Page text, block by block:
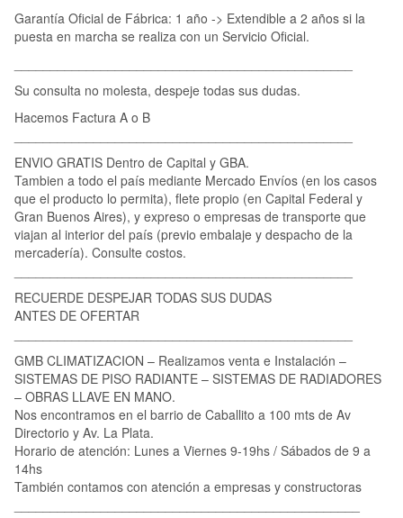
Garantía Oficial de Fábrica: 1 año -> Extendible a 2 años si la
puesta en marcha se realiza con un Servicio Oficial.
Su consulta no molesta, despeje todas sus dudas.
Hacemos Factura A o B
ENVIO GRATIS Dentro de Capital y GBA.
Tambien a todo el país mediante Mercado Envíos (en los casos
que el producto lo permita), flete propio (en Capital Federal y
Gran Buenos Aires), y expreso o empresas de transporte que
viajan al interior del país (previo embalaje y despacho de la
mercadería). Consulte costos.
RECUERDE DESPEJAR TODAS SUS DUDAS
ANTES DE OFERTAR
GMB CLIMATIZACION – Realizamos venta e Instalación –
SISTEMAS DE PISO RADIANTE – SISTEMAS DE RADIADORES
– OBRAS LLAVE EN MANO.
Nos encontramos en el barrio de Caballito a 100 mts de Av
Directorio y Av. La Plata.
Horario de atención: Lunes a Viernes 9-19hs / Sábados de 9 a
14hs
También contamos con atención a empresas y constructoras